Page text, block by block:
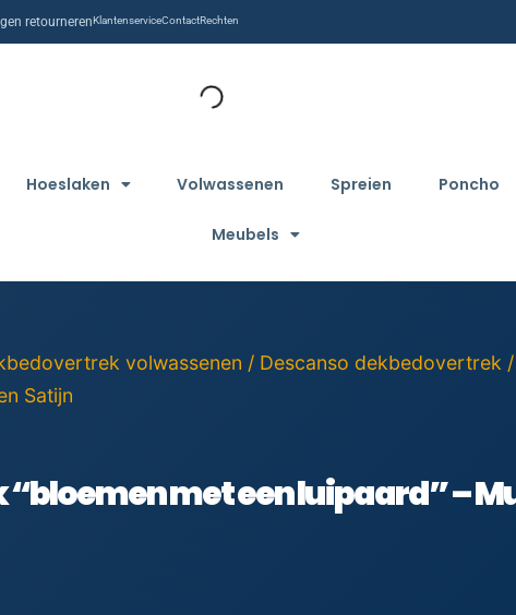
retournerenKlantenserviceContactRechten
Hoeslaken Volwassenen Spreien Poncho
Meubels
volwassenen / Descanso dekbedovertrek
Satijn
met een luipaard” –